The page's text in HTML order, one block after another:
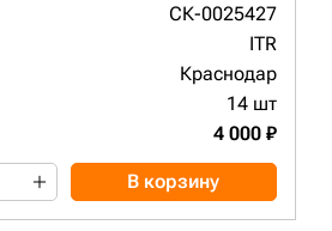
СК-0025427
ITR
Краснодар
14 шт
4 000 ₽
В корзину